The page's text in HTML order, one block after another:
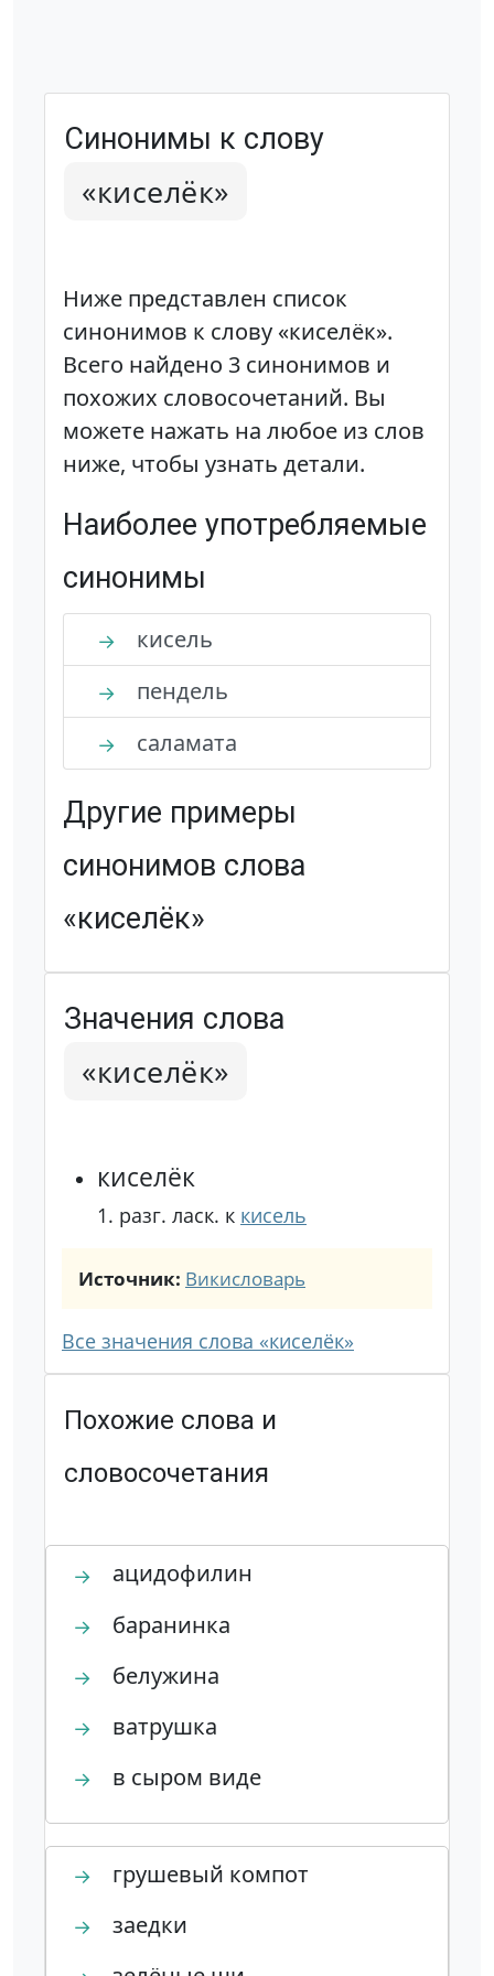
Синонимы к слову
«киселёк»
Ниже представлен список
синонимов к слову «киселёк».
Всего найдено 3 синонимов и
похожих словосочетаний. Вы
можете нажать на любое из слов
ниже, чтобы узнать детали.
Наиболее употребляемые
синонимы
→ кисель
→ пендель
→ саламата
Другие примеры
синонимов слова
«киселёк»
Значения слова
«киселёк»
киселёк
1. разг. ласк. к кисель
Источник: Викисловарь
Все значения слова «киселёк»
Похожие слова и
словосочетания
→ ацидофилин
→ баранинка
→ белужина
→ ватрушка
→ в сыром виде
→ грушевый компот
→ заедки